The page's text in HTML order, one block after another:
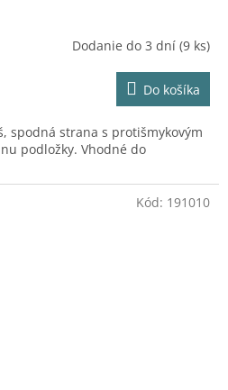
A
R
M
Dodanie do 3 dní (9 ks)
Do košíka
spodná strana s protišmykovým
podložky. Vhodné do
Kód: 191010